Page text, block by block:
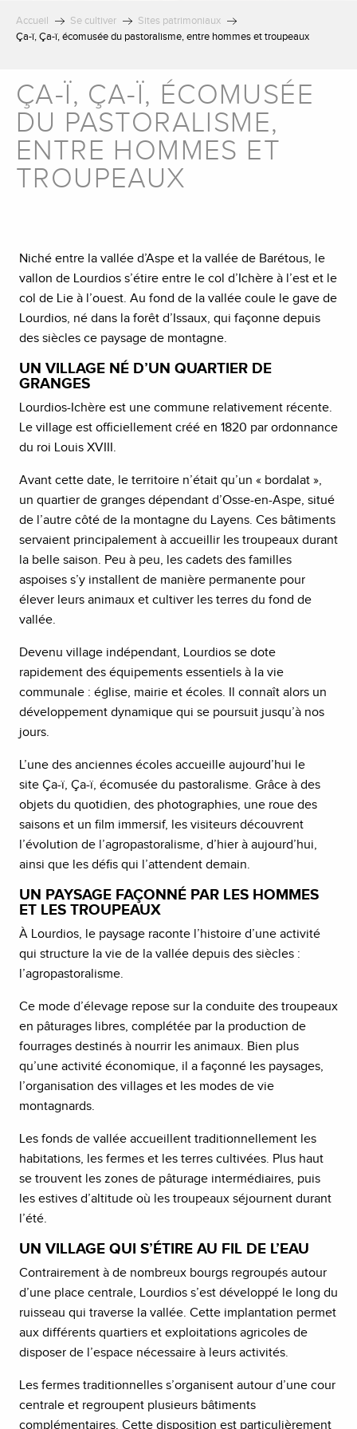
Accueil Se cultiver
Sites patrimoniaux
Ça-ï, Ça-ï, écomusée du pastoralisme, entre hommes et troupeaux
ÇA-Ï, ÇA-Ï, ÉCOMUSÉE
DU PASTORALISME,
ENTRE HOMMES ET
TROUPEAUX
Niché entre la vallée d’Aspe et la vallée de Barétous, le
vallon de Lourdios s’étire entre le col d’Ichère à l’est et le
col de Lie à l’ouest. Au fond de la vallée coule le gave de
Lourdios, né dans la forêt d’Issaux, qui façonne depuis
des siècles ce paysage de montagne.
UN VILLAGE NÉ D’UN QUARTIER DE
GRANGES
Lourdios-Ichère est une commune relativement récente.
Le village est officiellement créé en 1820 par ordonnance
du roi Louis XVIII.
Avant cette date, le territoire n’était qu’un « bordalat »,
un quartier de granges dépendant d’Osse-en-Aspe, situé
de l’autre côté de la montagne du Layens. Ces bâtiments
servaient principalement à accueillir les troupeaux durant
la belle saison. Peu à peu, les cadets des familles
aspoises s’y installent de manière permanente pour
élever leurs animaux et cultiver les terres du fond de
vallée.
Devenu village indépendant, Lourdios se dote
rapidement des équipements essentiels à la vie
communale : église, mairie et écoles. Il connaît alors un
développement dynamique qui se poursuit jusqu’à nos
jours.
L’une des anciennes écoles accueille aujourd’hui le
site Ça-ï, Ça-ï, écomusée du pastoralisme. Grâce à des
objets du quotidien, des photographies, une roue des
saisons et un film immersif, les visiteurs découvrent
l’évolution de l’agropastoralisme, d’hier à aujourd’hui,
ainsi que les défis qui l’attendent demain.
UN PAYSAGE FAÇONNÉ PAR LES HOMMES
ET LES TROUPEAUX
À Lourdios, le paysage raconte l’histoire d’une activité
qui structure la vie de la vallée depuis des siècles :
l’agropastoralisme.
Ce mode d’élevage repose sur la conduite des troupeaux
en pâturages libres, complétée par la production de
fourrages destinés à nourrir les animaux. Bien plus
qu’une activité économique, il a façonné les paysages,
l’organisation des villages et les modes de vie
montagnards.
Les fonds de vallée accueillent traditionnellement les
habitations, les fermes et les terres cultivées. Plus haut
se trouvent les zones de pâturage intermédiaires, puis
les estives d’altitude où les troupeaux séjournent durant
l’été.
UN VILLAGE QUI S’ÉTIRE AU FIL DE L’EAU
Contrairement à de nombreux bourgs regroupés autour
d’une place centrale, Lourdios s’est développé le long du
ruisseau qui traverse la vallée. Cette implantation permet
aux différents quartiers et exploitations agricoles de
disposer de l’espace nécessaire à leurs activités.
Les fermes traditionnelles s’organisent autour d’une cour
centrale et regroupent plusieurs bâtiments
complémentaires. Cette disposition est particulièrement